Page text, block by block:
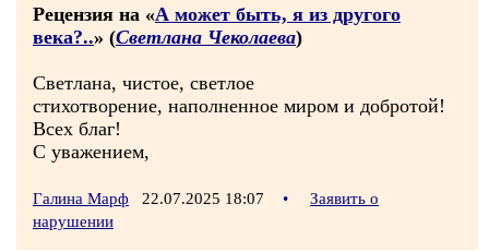
Рецензия на «А может быть, я из другого
века?..» (Светлана Чеколаева)
Светлана, чистое, светлое
стихотворение, наполненное миром и добротой!
Всех благ!
С уважением,
Галина Марф 22.07.2025 18:07 •
Заявить о
нарушении